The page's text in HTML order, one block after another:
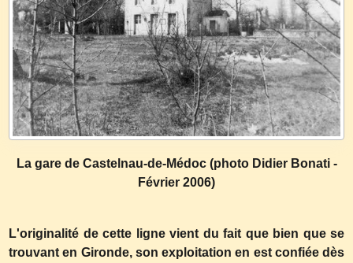
La gare de Castelnau-de-Médoc (photo Didier Bonati -
Février 2006)
L'originalité de cette ligne vient du fait que bien que se
trouvant en Gironde, son exploitation en est confiée dès